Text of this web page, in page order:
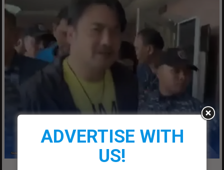
ADVERTISE WITH
US!